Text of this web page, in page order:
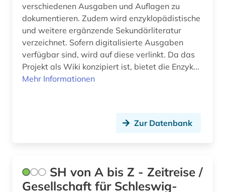
verschiedenen Ausgaben und Auflagen zu
dokumentieren. Zudem wird enzyklopädistische
und weitere ergänzende Sekundärliteratur
verzeichnet. Sofern digitalisierte Ausgaben
verfügbar sind, wird auf diese verlinkt. Da das
Projekt als Wiki konzipiert ist, bietet die Enzyk...
Mehr Informationen
Zur Datenbank
SH von A bis Z - Zeitreise /
Gesellschaft für Schleswig-